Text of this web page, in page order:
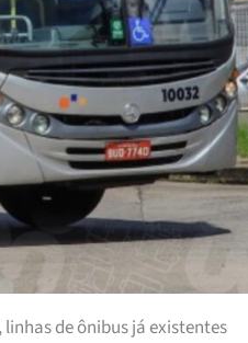
de ônibus já existentes